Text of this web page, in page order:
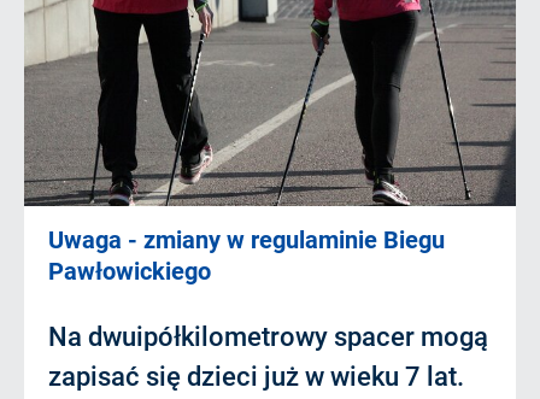
Uwaga - zmiany w regulaminie Biegu
Pawłowickiego
Na dwuipółkilometrowy spacer mogą
zapisać się dzieci już w wieku 7 lat.